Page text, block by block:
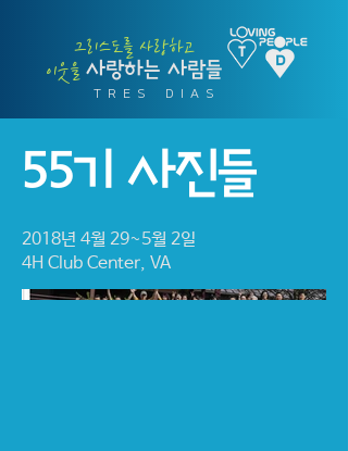
그리스도를 사랑하고
​이웃을 사랑하는 사람들
T R E S D I A S
55기 사진들
2018년 4월 29~5월 2일
4H Club Center, VA